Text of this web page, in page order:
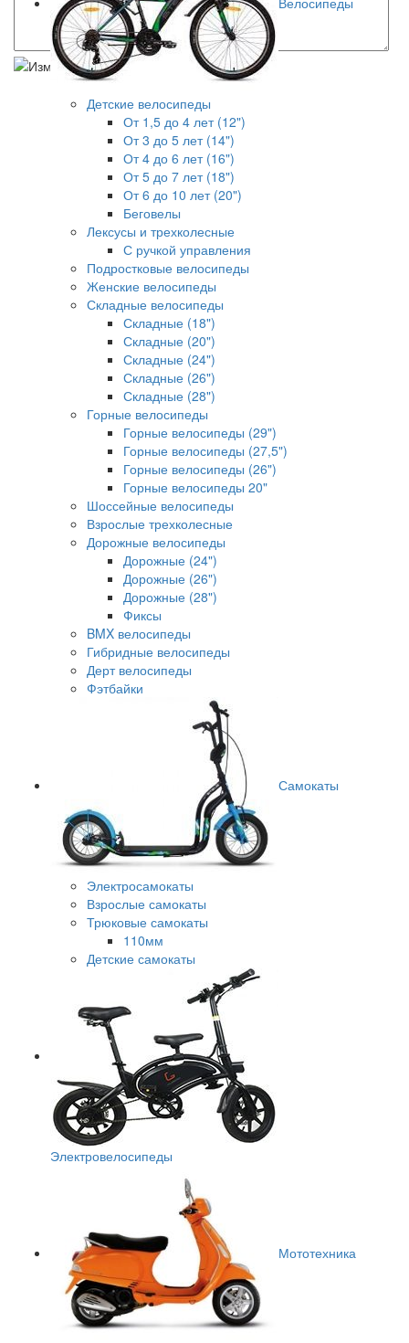
Детские велосипеды
От 1,5 до 4 лет (12")
От 3 до 5 лет (14")
От 4 до 6 лет (16")
От 5 до 7 лет (18")
От 6 до 10 лет (20")
Беговелы
Лексусы и трехколесные
С ручкой управления
Подростковые велосипеды
Женские велосипеды
Складные велосипеды
Складные (18")
Складные (20")
Складные (24")
Складные (26")
Складные (28")
Горные велосипеды
Горные велосипеды (29")
Горные велосипеды (27,5")
Горные велосипеды (26")
Горные велосипеды 20"
Шоссейные велосипеды
Взрослые трехколесные
Дорожные велосипеды
Дорожные (24")
Дорожные (26")
Дорожные (28")
Фиксы
BMX велосипеды
Гибридные велосипеды
Дерт велосипеды
Фэтбайки
Самокаты
Электросамокаты
Взрослые самокаты
Трюковые самокаты
110мм
Детские самокаты
Электровелосипеды
Мототехника